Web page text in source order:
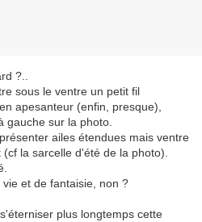
?..
sous le ventre un petit fil
apesanteur (enfin, presque),
gauche sur la photo.
ailes étendues mais ventre
la sarcelle d'été de la photo).
vie et de fantaisie, non ?
plus longtemps cette